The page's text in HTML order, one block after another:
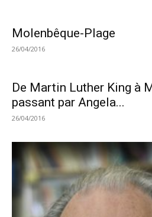
Molenbêque-Plage
26/04/2016
De Martin Luther King à
passant par Angela...
26/04/2016